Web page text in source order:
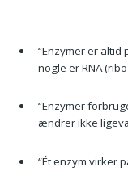
“Enzymer er altid
nogle er RNA
“Enzymer
ændrer ikke
“Ét enzym virker